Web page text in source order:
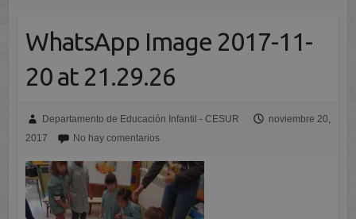
WhatsApp Image 2017-11-
20 at 21.29.26
Departamento de Educación Infantil - CESUR
noviembre 20,
2017
No hay comentarios